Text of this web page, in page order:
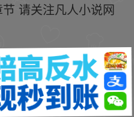
请关注凡人小说网